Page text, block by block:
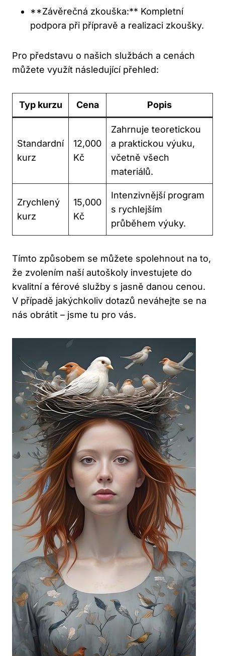
**Závěrečná zkouška:** Kompletní
podpora při⁢ přípravě a realizaci zkoušky.
Pro představu o našich službách⁤ a cenách
můžete využít následující přehled:
Typ kurzu Cena Popis
Standardní
kurz
12,000
Kč
Zahrnuje teoretickou
a‌ praktickou výuku,‍
včetně všech
materiálů.
Zrychlený
⁣kurz
15,000
Kč
Intenzivnější⁤ program
s rychlejším
průběhem výuky.
Tímto způsobem se můžete spolehnout ⁤na to,
⁤že zvolením naší autoškoly investujete do
kvalitní a férové služby s jasně danou cenou.
V případě ​jakýchkoliv dotazů neváhejte se na
nás obrátit – jsme tu pro vás.